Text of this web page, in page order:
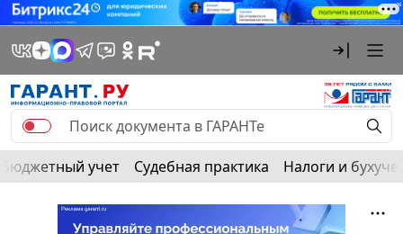
Бюджетный учет Судебная практика Налоги и